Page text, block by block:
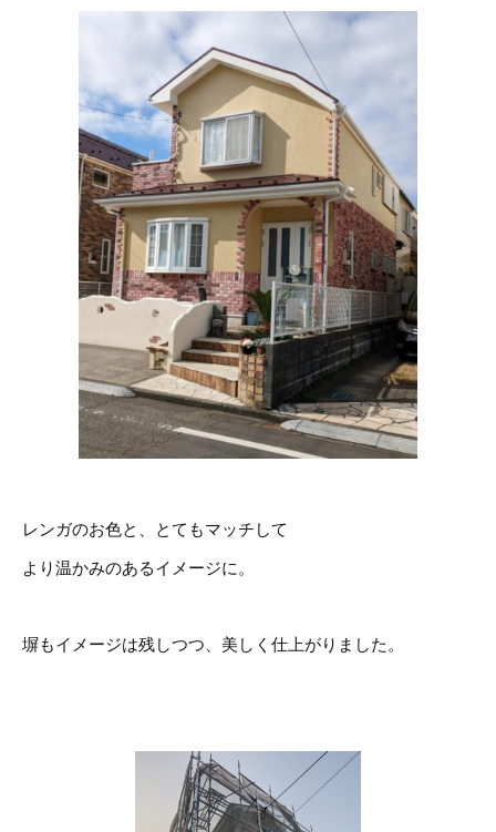
レンガのお色と、とてもマッチして
より温かみのあるイメージに。
塀もイメージは残しつつ、美しく仕上がりました。